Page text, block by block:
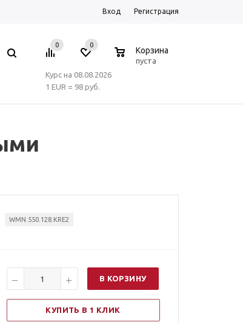
Вход Регистрация
0 0
Корзина
пуста
Курс на 08.08.2026
1 EUR = 98 руб.
WMN.550.128.KRE2
В КОРЗИНУ
КУПИТЬ В 1 КЛИК